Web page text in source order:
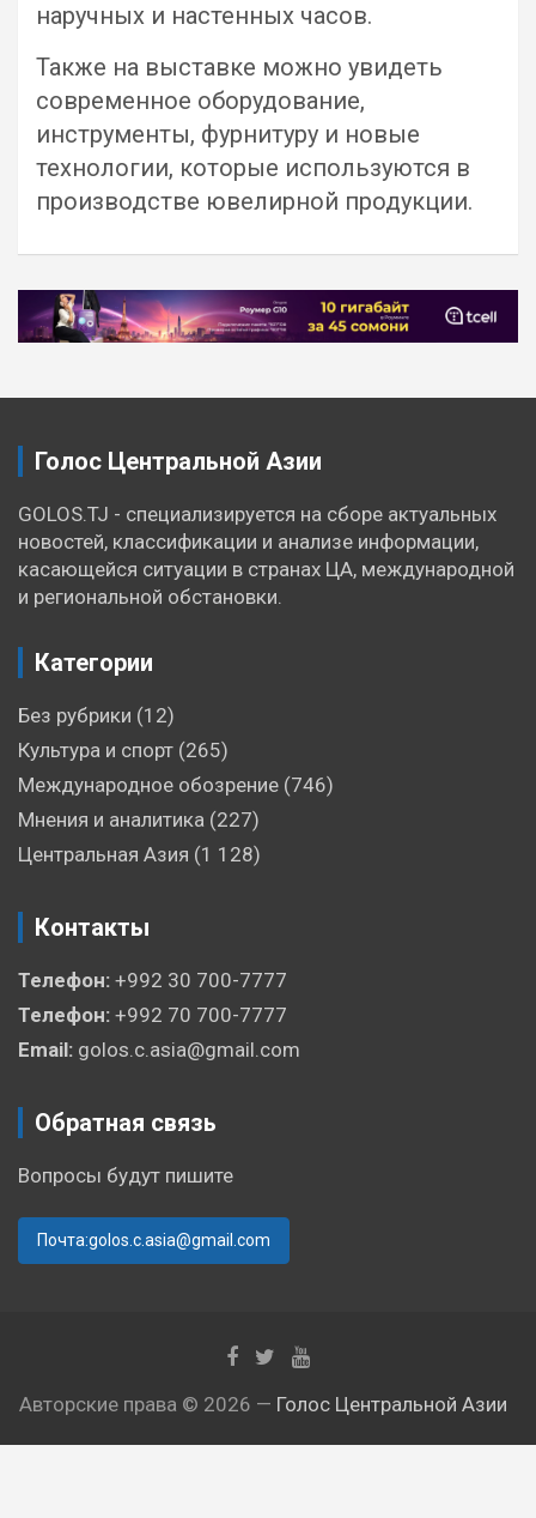
наручных и настенных часов.
Также на выставке можно увидеть
современное оборудование,
инструменты, фурнитуру и новые
технологии, которые используются в
производстве ювелирной продукции.
Навигация
по
Голос Центральной Азии
GOLOS.TJ - специализируется на сборе актуальных
новостей, классификации и анализе информации,
касающейся ситуации в странах ЦА, международной
и региональной обстановки.
Категории
Без рубрики (12)
Культура и спорт (265)
Международное обозрение (746)
Мнения и аналитика (227)
Центральная Азия (1 128)
Контакты
Телефон: +992 30 700-7777
Телефон: +992 70 700-7777
Email: golos.c.asia@gmail.com
Обратная связь
Вопросы будут пишите
Почта:golos.c.asia@gmail.com
Авторские права © 2026 — Голос Центральной Азии